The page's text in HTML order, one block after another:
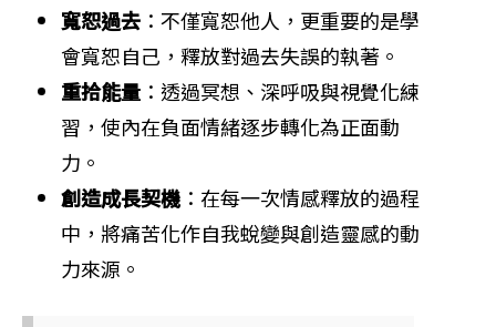
寬恕過去 ：不僅寬恕他人，更重要的是學
會寬恕自己，釋放對過去失誤的執著。
重拾能量 ：透過冥想、深呼吸與視覺化練
習，使內在負面情緒逐步轉化為正面動
力。
創造成長契機 ：在每一次情感釋放的過程
中，將痛苦化作自我蛻變與創造靈感的動
力來源。